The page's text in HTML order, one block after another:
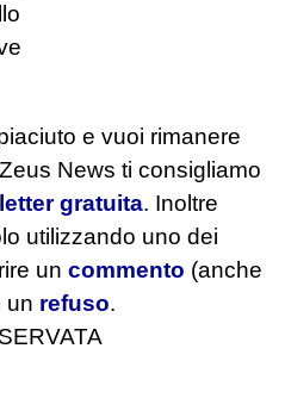
e vuoi rimanere
News ti consigliamo
gratuita. Inoltre
utilizzando uno dei
un commento (anche
un refuso.